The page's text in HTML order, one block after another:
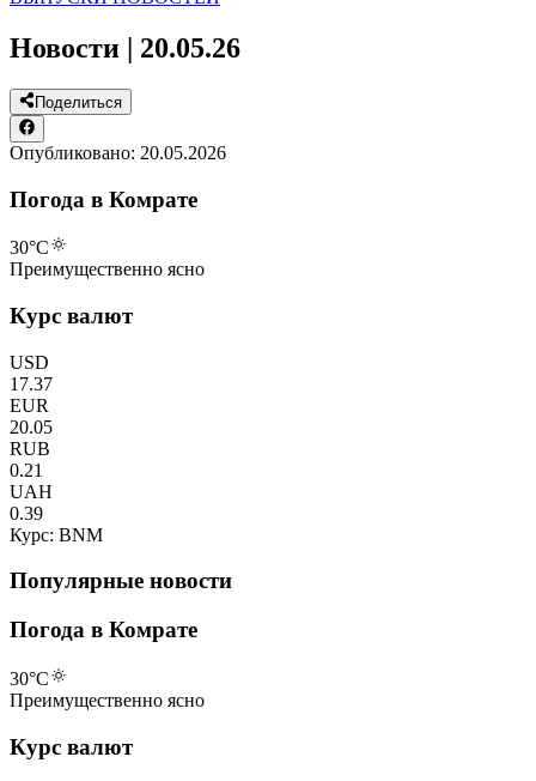
Новости | 20.05.26
Поделиться
Опубликовано: 20.05.2026
Погода в Комрате
30°C
Преимущественно ясно
Курс валют
USD
17.37
EUR
20.05
RUB
0.21
UAH
0.39
Курс: BNM
Популярные новости
Погода в Комрате
30°C
Преимущественно ясно
Курс валют